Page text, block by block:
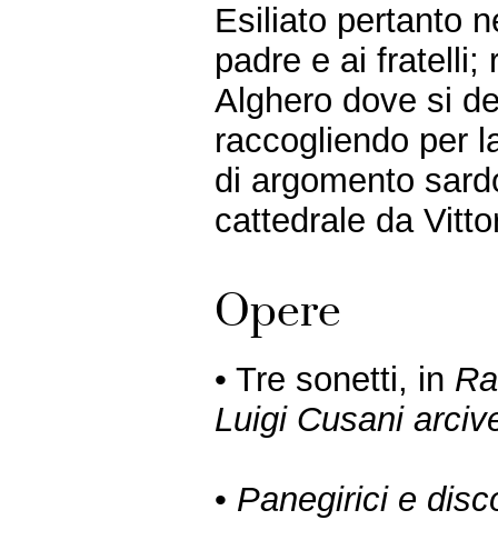
Esiliato pertanto
padre e ai fratelli;
Alghero dove si
raccogliendo per
di argomento
cattedrale da
Opere
• Tre sonetti, in
Luigi Cusani
• Panegirici e